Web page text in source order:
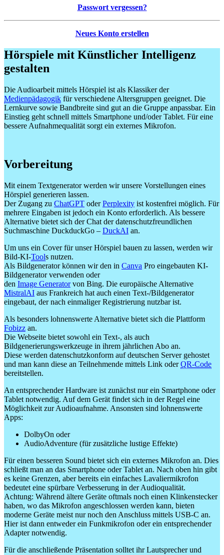
Passwort vergessen?
Neues Konto erstellen
Hörspiele mit Künstlicher Intelligenz
gestalten
Die Audioarbeit mittels Hörspiel ist als Klassiker der
Medienpädagogik für verschiedene Altersgruppen geeignet. Die
Lernkurve sowie Bandbreite sind gut an die Gruppe anpassbar. Ein
Einstieg geht schnell mittels Smartphone und/oder Tablet. Für eine
bessere Aufnahmequalität sorgt ein externes Mikrofon.
Vorbereitung
Mit einem Textgenerator werden wir unsere Vorstellungen eines
Hörspiel generieren lassen.
Der Zugang zu ChatGPT oderPerplexity ist kostenfrei möglich. Für
mehrere Eingaben ist jedoch ein Konto erforderlich. Als bessere
Alternative bietet sich der Chat der datenschutzfreundlichen
Suchmaschine DuckduckGo – DuckAI an.
Um uns ein Cover für unser Hörspiel bauen zu lassen, werden wir
Bild-KI-Tools nutzen.
Als Bildgenerator können wir den in Canva Pro eingebauten KI-
Bildgenerator verwenden oder
den Image Generatorvon Bing. Die europäische Alternative
MistralAI aus Frankreich hat auch einen Text-/Bildgenerator
eingebaut, der nach einmaliger Registrierung nutzbar ist.
Als besonders lohnenswerte Alternative bietet sich die Plattform
Fobizz an.
Die Webseite bietet sowohl ein Text-, als auch
Bildgenerierungswerkzeuge in ihrem jährlichen Abo an.
Diese werden datenschutzkonform auf deutschen Server gehostet
und man kann diese an Teilnehmende mittels Link oderQR-Code
bereitstellen.
An entsprechender Hardware ist zunächst nur ein Smartphone oder
Tablet notwendig. Auf dem Gerät findet sich in der Regel eine
Möglichkeit zur Audioaufnahme. Ansonsten sind lohnenswerte
Apps:
DolbyOn oder
AudioAdventure (für zusätzliche lustige Effekte)
Für einen besseren Sound bietet sich ein externes Mikrofon an. Dies
schließt man an das Smartphone oder Tablet an. Nach oben hin gibt
es keine Grenzen, aber bereits ein einfaches Lavaliermikrofon
bedeutet eine spürbare Verbesserung in der Audioqualität.
Achtung: Während ältere Geräte oftmals noch einen Klinkenstecker
haben, wo das Mikrofon angeschlossen werden kann, bieten
moderne Geräte meist nur noch den Anschluss mittels USB-C an.
Hier ist dann entweder ein Funkmikrofon oder ein entsprechender
Adapter notwendig.
Für die anschließende Präsentation solltet ihr Lautsprecher und